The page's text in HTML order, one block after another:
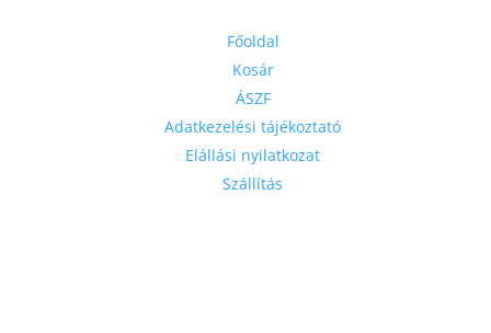
Főoldal
Kosár
ÁSZF
Adatkezelési tájékoztató
Elállási nyilatkozat
Szállítás